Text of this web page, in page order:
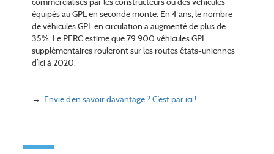
équipés au GPL en seconde monte. En 4 ans, le nombre
de véhicules GPL en circulation a augmenté de plus de
35%. Le PERC estime que 79 900 véhicules GPL
supplémentaires rouleront sur les routes états-uniennes
d’ici à 2020.
→ Envie d’en savoir davantage ? C’est par ici !